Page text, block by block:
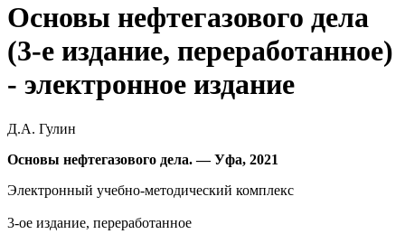
Основы нефтегазового дела
(3-е издание, переработанное)
- электронное издание
Д.А. Гулин
Основы нефтегазового дела. — Уфа, 2021
Электронный учебно-методический комплекс
3-ое издание, переработанное